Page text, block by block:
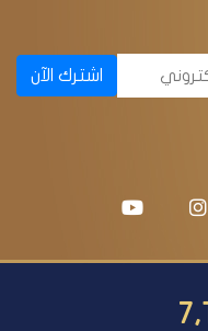
اشترك الآن